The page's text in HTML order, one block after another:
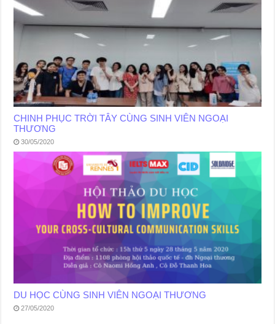
CHINH PHỤC TRỜI TÂY CÙNG SINH VIÊN NGOẠI
THƯƠNG
30/05/2020
DU HỌC CÙNG SINH VIÊN NGOẠI THƯƠNG
27/05/2020